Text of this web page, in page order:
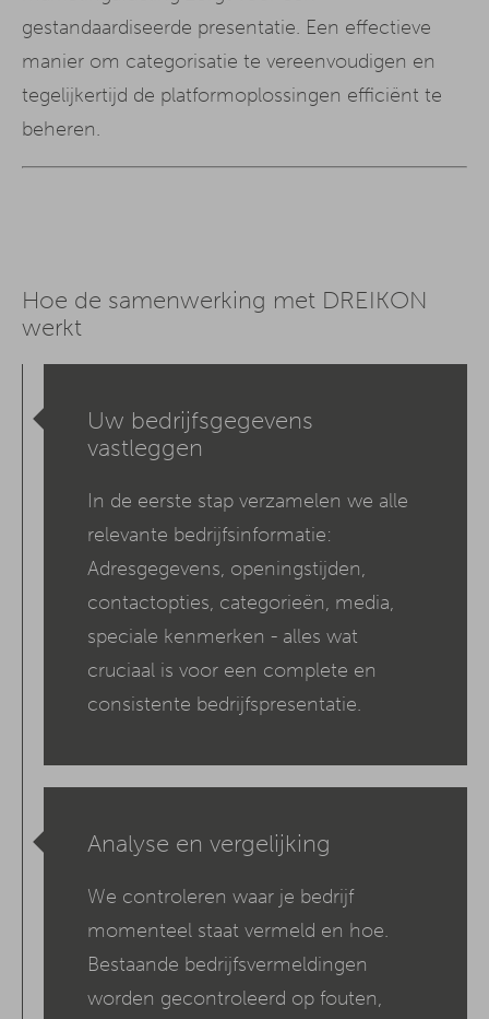
gestandaardiseerde presentatie. Een effectieve
manier om categorisatie te vereenvoudigen en
tegelijkertijd de platformoplossingen efficiënt te
beheren.
Hoe de samenwerking met DREIKON
werkt
Uw bedrijfsgegevens
vastleggen
In de eerste stap verzamelen we alle
relevante bedrijfsinformatie:
Adresgegevens, openingstijden,
contactopties, categorieën, media,
speciale kenmerken - alles wat
cruciaal is voor een complete en
consistente bedrijfspresentatie.
Analyse en vergelijking
We controleren waar je bedrijf
momenteel staat vermeld en hoe.
Bestaande bedrijfsvermeldingen
worden gecontroleerd op fouten,